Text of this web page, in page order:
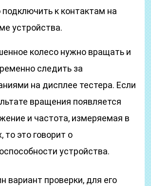
к контактам на
устройства.
колесо нужно вращать и
следить за
на дисплее тестера. Если
вращения появляется
и частота, измеряемая в
то это говорит о
устройства.
вариант проверки, для его